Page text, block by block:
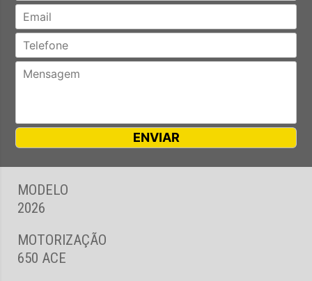
MODELO
2026
MOTORIZAÇÃO
650 ACE